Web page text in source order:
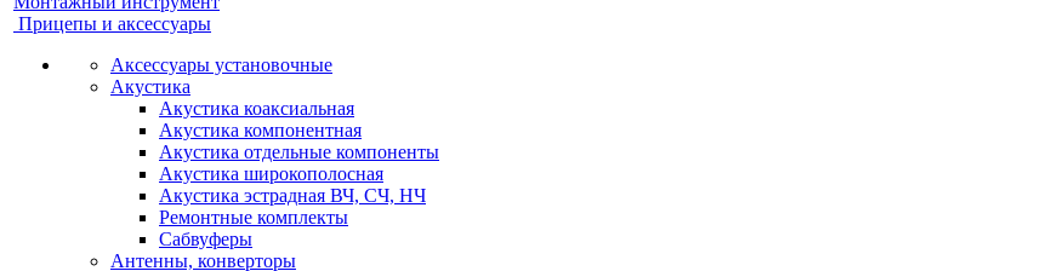
Прицепы и аксессуары
Аксессуары установочные
Акустика
Акустика коаксиальная
Акустика компонентная
Акустика отдельные компоненты
Акустика широкополосная
Акустика эстрадная ВЧ, СЧ, НЧ
Ремонтные комплекты
Сабвуферы
Антенны, конверторы